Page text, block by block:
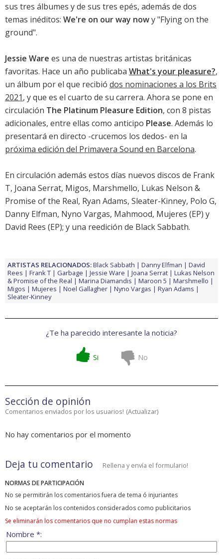
sus tres álbumes y de sus tres epés, además de dos
temas inéditos: We're on our way nowy "Flying on the
ground".
Jessie Ware es una de nuestras artistas británicas
favoritas. Hace un año publicaba What's your pleasure?,
un álbum por el que recibió dos nominaciones a los Brits
2021, y que es el cuarto de su carrera. Ahora se pone en
circulación The Platinum Pleasure Edition, con 8 pistas
adicionales, entre ellas como anticipo Please. Además lo
presentará en directo -crucemos los dedos- en la
próxima edición del Primavera Sound en Barcelona.
En circulación además estos días nuevos discos de Frank
T, Joana Serrat, Migos, Marshmello, Lukas Nelson &
Promise of the Real, Ryan Adams, Sleater-Kinney, Polo G,
Danny Elfman, Nyno Vargas, Mahmood, Mujeres (EP) y
David Rees (EP); y una reedición de Black Sabbath.
ARTISTAS RELACIONADOS:Black Sabbath Danny Elfman
David
Rees
Frank T Garbage Jessie Ware Joana Serrat
Lukas Nelson
& Promise of the Real
Marina Diamandis Maroon 5
Marshmello
Migos
Mujeres Noel Gallagher Nyno Vargas
Ryan Adams
Sleater-Kinney
¿Te ha parecido interesante la noticia?
Si No
Sección de opinión
Comentarios enviados por los usuarios! (Actualizar)
No hay comentarios por el momento
Deja tu comentario Rellena y envía el formulario!
NORMAS DE PARTICIPACIÓN
No se permitirán los comentarios fuera de tema ó injuriantes
No se aceptarán los contenidos considerados como publicitarios
Se eliminarán los comentarios que no cumplan estas normas
Nombre *: